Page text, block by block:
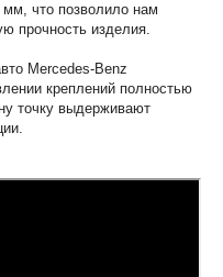
мм, что позволило нам
прочность изделия.
Mercedes-Benz
креплений полностью
точку выдерживают